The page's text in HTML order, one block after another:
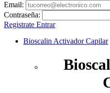
Email:
Contraseña:
Registrate Entrar
Bioscalin Activador Capilar